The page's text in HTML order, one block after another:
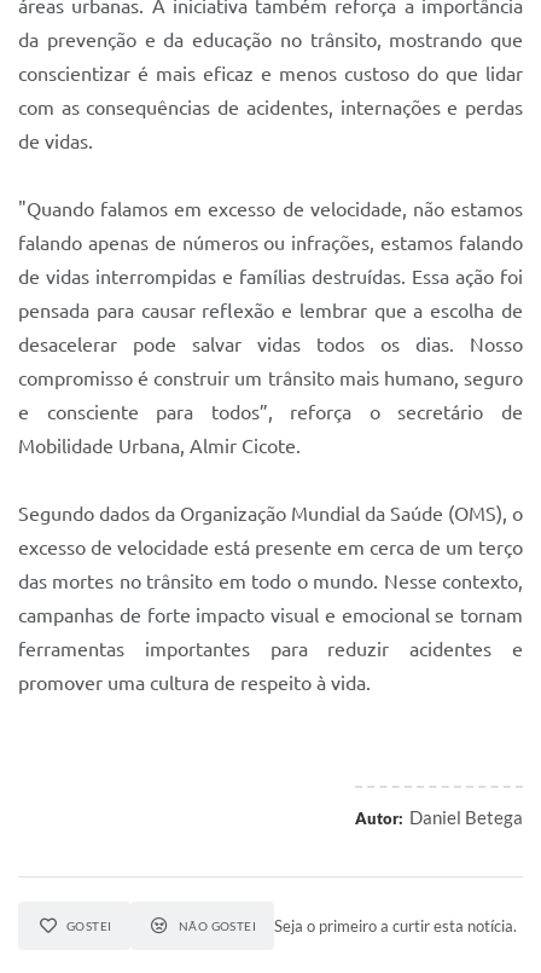
áreas urbanas. A iniciativa também reforça a importância
da prevenção e da educação no trânsito, mostrando que
conscientizar é mais eficaz e menos custoso do que lidar
com as consequências de acidentes, internações e perdas
de vidas.
"Quando falamos em excesso de velocidade, não estamos
falando apenas de números ou infrações, estamos falando
de vidas interrompidas e famílias destruídas. Essa ação foi
pensada para causar reflexão e lembrar que a escolha de
desacelerar pode salvar vidas todos os dias. Nosso
compromisso é construir um trânsito mais humano, seguro
e consciente para todos”, reforça o secretário de
Mobilidade Urbana, Almir Cicote.
Segundo dados da Organização Mundial da Saúde (OMS), o
excesso de velocidade está presente em cerca de um terço
das mortes no trânsito em todo o mundo. Nesse contexto,
campanhas de forte impacto visual e emocional se tornam
ferramentas importantes para reduzir acidentes e
promover uma cultura de respeito à vida.
Autor: Daniel Betega
GOSTEI NÃO GOSTEI Seja o primeiro a curtir esta notícia.